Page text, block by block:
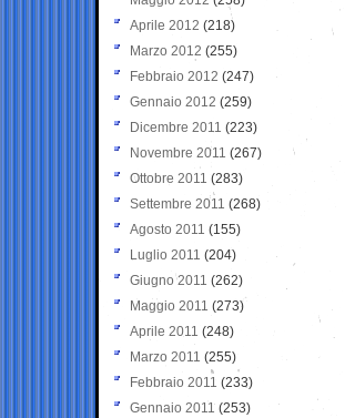
Aprile 2012 (218)
Marzo 2012 (255)
Febbraio 2012 (247)
Gennaio 2012 (259)
Dicembre 2011 (223)
Novembre 2011 (267)
Ottobre 2011 (283)
Settembre 2011 (268)
Agosto 2011 (155)
Luglio 2011 (204)
Giugno 2011 (262)
Maggio 2011 (273)
Aprile 2011 (248)
Marzo 2011 (255)
Febbraio 2011 (233)
Gennaio 2011 (253)